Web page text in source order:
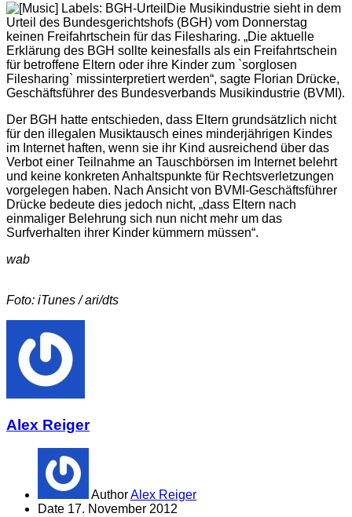
Die Musikindustrie sieht in dem
Urteil des Bundesgerichtshofs (BGH) vom Donnerstag
keinen Freifahrtschein für das Filesharing. „Die aktuelle
Erklärung des BGH sollte keinesfalls als ein Freifahrtschein
für betroffene Eltern oder ihre Kinder zum `sorglosen
Filesharing` missinterpretiert werden“, sagte Florian Drücke,
Geschäftsführer des Bundesverbands Musikindustrie (BVMI).
Der BGH hatte entschieden, dass Eltern grundsätzlich nicht
für den illegalen Musiktausch eines minderjährigen Kindes
im Internet haften, wenn sie ihr Kind ausreichend über das
Verbot einer Teilnahme an Tauschbörsen im Internet belehrt
und keine konkreten Anhaltspunkte für Rechtsverletzungen
vorgelegen haben. Nach Ansicht von BVMI-Geschäftsführer
Drücke bedeute dies jedoch nicht, „dass Eltern nach
einmaliger Belehrung sich nun nicht mehr um das
Surfverhalten ihrer Kinder kümmern müssen“.
wab
Foto: iTunes / ari/dts
Alex Reiger
AuthorAlex Reiger
Date 17. November 2012